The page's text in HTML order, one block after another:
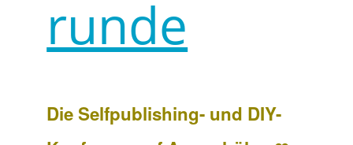
runde
Die Selfpublishing- und DIY-